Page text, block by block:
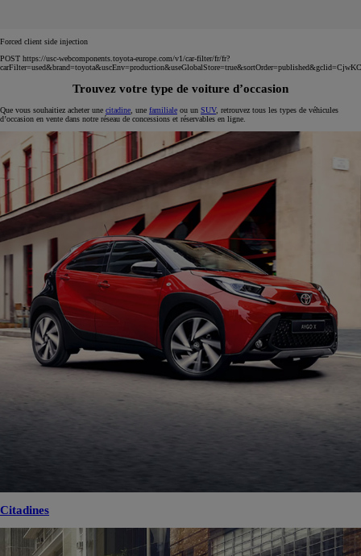
Forced client side injection
POST https://usc-webcomponents.toyota-europe.com/v1/car-filter/fr/fr?
Trouvez votre type de voiture d’occasion
Que vous souhaitiez acheter une citadine , une familiale ou un SUV, retrouvez tous les types de véhicules
d’occasion en vente dans notre réseau de concessions et réservables en ligne.
Citadines